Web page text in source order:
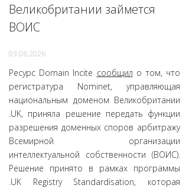
Великобритании займется
ВОИС
03.06.2026
Ресурс Domain Incite сообщил о том, что
регистратура Nominet, управляющая
национальным доменом Великобритании
.UK, приняла решение передать функции
разрешения доменных споров арбитражу
Всемирной организации
интеллектуальной собственности (ВОИС).
Решение принято в рамках программы
.UK Registry Standardisation, которая